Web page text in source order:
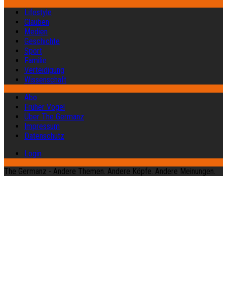
Lifestyle
Glauben
Medien
Geschichte
Sport
Familie
Verteidigung
Wissenschaft
Abo
Früher Vogel
Über The Germanz
Impressum
Datenschutz
Login
The Germanz - Andere Themen. Andere Köpfe. Andere Meinungen.